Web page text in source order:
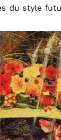
du style